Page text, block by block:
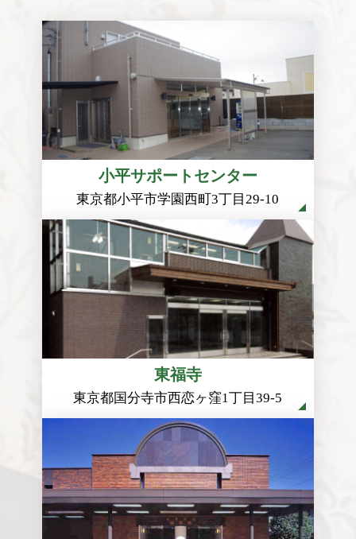
小平サポートセンター
東京都小平市学園西町3丁目29-10
東福寺
東京都国分寺市西恋ヶ窪1丁目39-5